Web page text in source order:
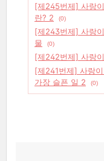
[제245번제] 사랑
란? 2
(0)
[제243번제] 사랑
물
(0)
[제242번제] 사랑
[제241번제] 사랑
가장 슬픈 일 2
(0)